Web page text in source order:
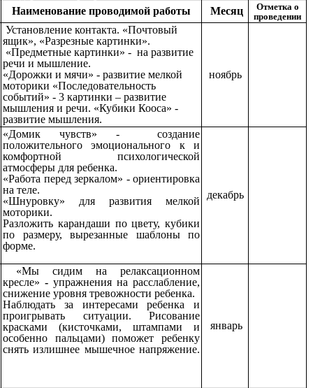
Наименование проводимой работы
Месяц
Отметка о
проведении
Установление контакта. «Почтовый
ящик», «Разрезные картинки».
«Предметные картинки» - на развитие
речи и мышление.
«Дорожки и мячи» - развитие мелкой
моторики «Последовательность
событий» - 3 картинки – развитие
мышления и речи. «Кубики Кооса» -
развитие мышления.
ноябрь
«Домик чувств» -создание
положительного эмоционального к и
комфортной психологической
атмосферы для ребенка.
«Работа перед зеркалом» - ориентировка
на теле.
«Шнуровку» для развития мелкой
моторики.
Разложить карандаши по цвету, кубики
по размеру, вырезанные шаблоны по
форме.
декабрь
«Мы сидим на релаксационном
кресле» -упражнения на расслабление,
снижение уровня тревожности ребенка.
Наблюдать за интересами ребенка и
проигрывать ситуации. Рисование
красками (кисточками, штампами и
особенно пальцами) поможет ребенку
снять излишнее мышечное напряжение.
январь